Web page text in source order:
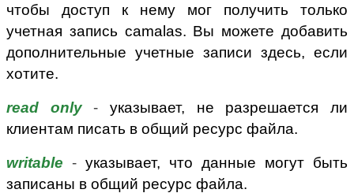
чтобы доступ к нему мог получить только
учетная запись camalas. Вы можете добавить
дополнительные учетные записи здесь, если
хотите.
read only- указывает, не разрешается ли
клиентам писать в общий ресурс файла.
writable - указывает, что данные могут быть
записаны в общий ресурс файла.